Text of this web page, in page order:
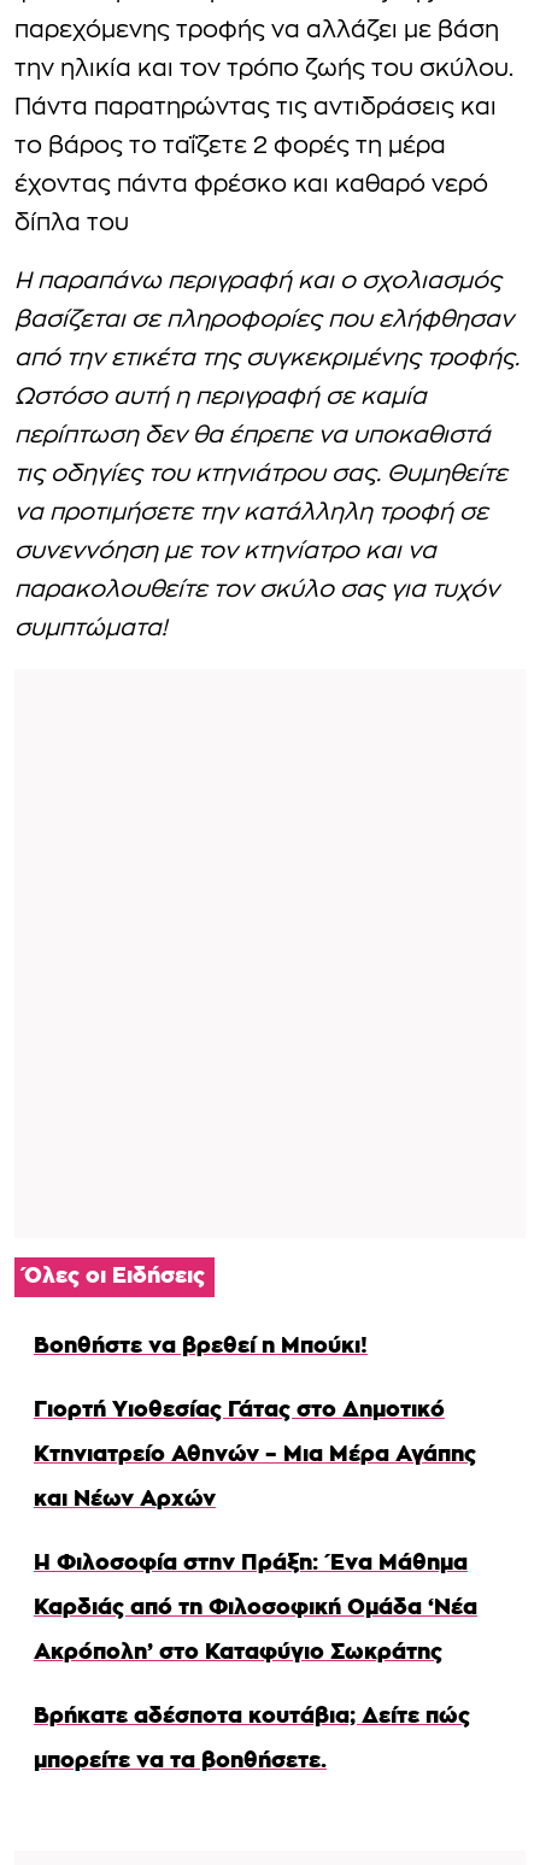
παρεχόμενης τροφής να αλλάζει με βάση
την ηλικία και τον τρόπο ζωής του σκύλου.
Πάντα παρατηρώντας τις αντιδράσεις και
το βάρος το ταΐζετε 2 φορές τη μέρα
έχοντας πάντα φρέσκο και καθαρό νερό
δίπλα του
Η παραπάνω περιγραφή και ο σχολιασμός
βασίζεται σε πληροφορίες που ελήφθησαν
από την ετικέτα της συγκεκριμένης τροφής.
Ωστόσο αυτή η περιγραφή σε καμία
περίπτωση δεν θα έπρεπε να υποκαθιστά
τις οδηγίες του κτηνιάτρου σας. Θυμηθείτε
να προτιμήσετε την κατάλληλη τροφή σε
συνεννόηση με τον κτηνίατρο και να
παρακολουθείτε τον σκύλο σας για τυχόν
συμπτώματα!
Όλες οι Ειδήσεις
Βοηθήστε να βρεθεί η Μπούκι!
Γιορτή Υιοθεσίας Γάτας στο Δημοτικό
Κτηνιατρείο Αθηνών – Μια Μέρα Αγάπης
και Νέων Αρχών
Η Φιλοσοφία στην Πράξη: Ένα Μάθημα
Καρδιάς από τη Φιλοσοφική Ομάδα ‘Νέα
Ακρόπολη’ στο Καταφύγιο Σωκράτης
Βρήκατε αδέσποτα κουτάβια; Δείτε πώς
μπορείτε να τα βοηθήσετε.